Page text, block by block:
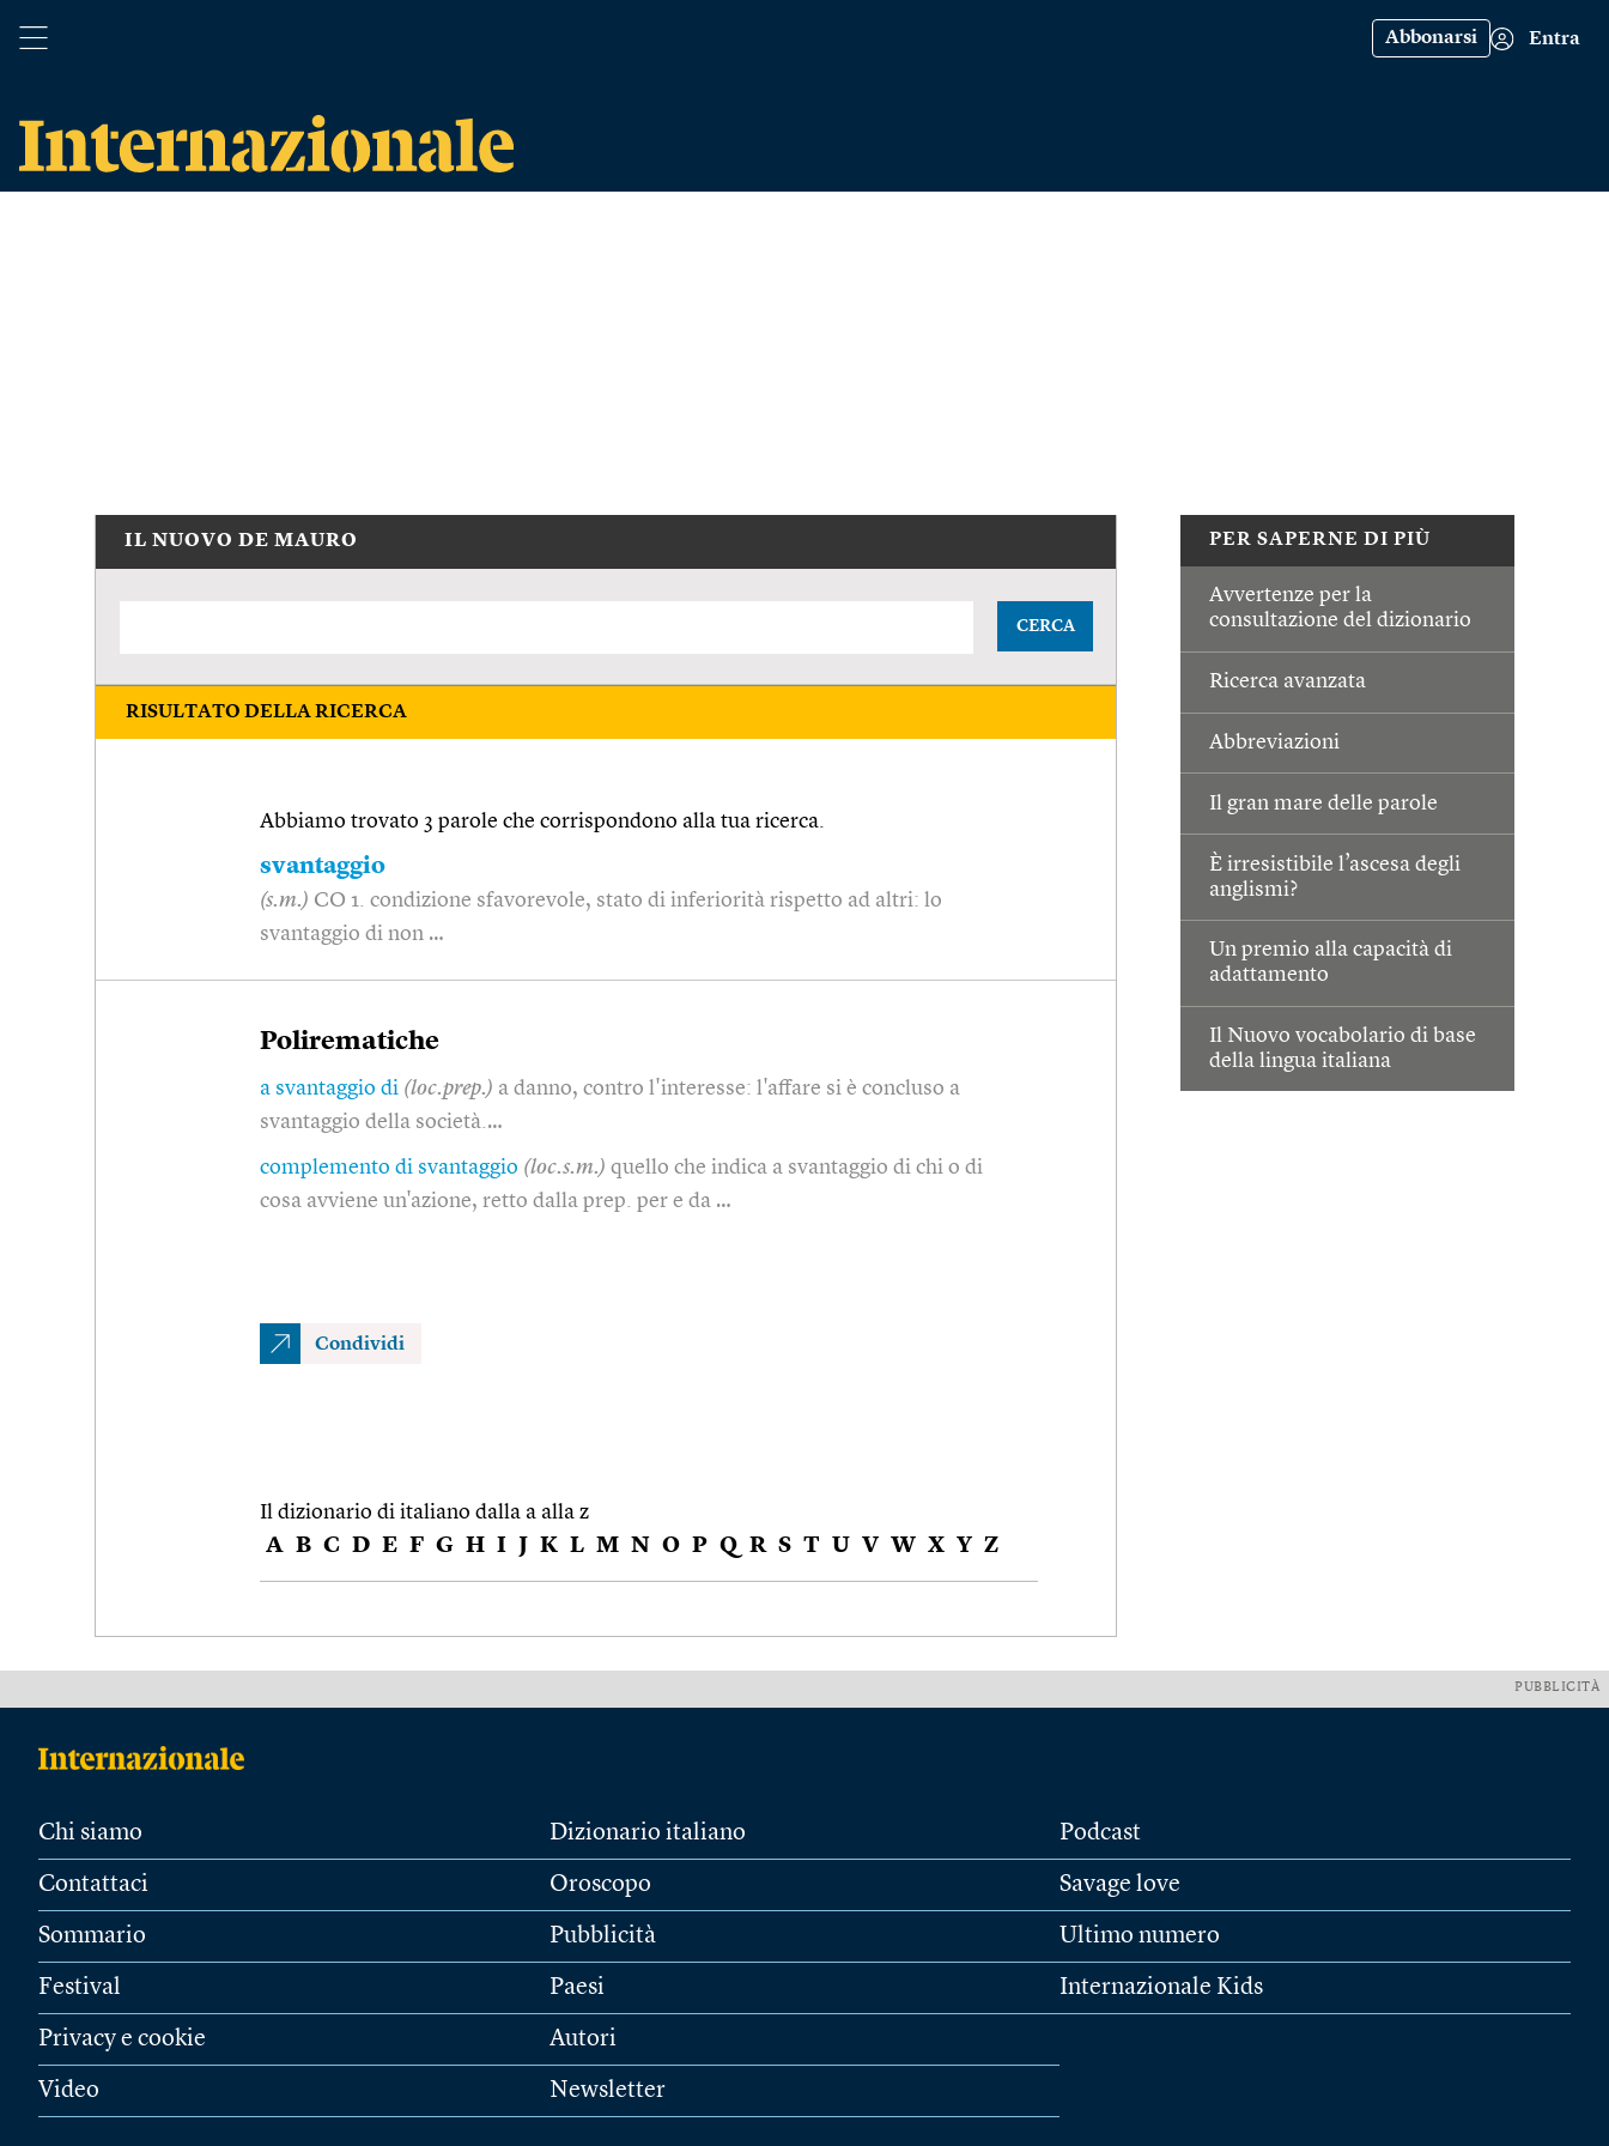
Abbonarsi Entra
PER SAPERNE DI PIÙ
Avvertenze per la
consultazione del dizionario
Ricerca avanzata
Abbreviazioni
Il gran mare delle parole
È irresistibile l’ascesa degli
anglismi?
Un premio alla capacità di
adattamento
Il Nuovo vocabolario di base
della lingua italiana
IL NUOVO DE MAURO
CERCA
RISULTATO DELLA RICERCA
Abbiamo trovato 3 parole che corrispondono alla tua ricerca.
svantaggio
(s.m.) CO 1. condizione sfavorevole, stato di inferiorità rispetto ad altri: lo
svantaggio di non …
Polirematiche
a svantaggio di (loc.prep.) a danno, contro l'interesse: l'affare si è concluso a
svantaggio della società.…
complemento di svantaggio (loc.s.m.) quello che indica a svantaggio di chi o di
cosa avviene un'azione, retto dalla prep. per e da …
Condividi
Il dizionario di italiano dalla a alla z
A B C D E F G H I J K L M N O P Q R S T U V W X Y Z
PUBBLICITÀ
Chi siamo
Contattaci
Sommario
Festival
Privacy e cookie
Video
Dizionario italiano
Oroscopo
Pubblicità
Paesi
Autori
Newsletter
Podcast
Savage love
Ultimo numero
Internazionale Kids